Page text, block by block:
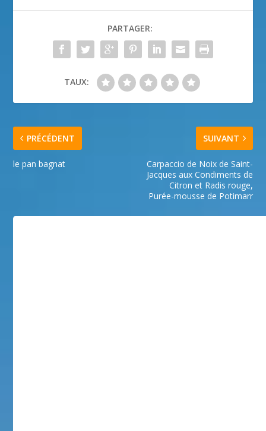
PARTAGER:
TAUX:
PRÉCÉDENT
le pan bagnat
SUIVANT
Carpaccio de Noix de Saint-
Jacques aux Condiments de
Citron et Radis rouge,
Purée-mousse de Potimarr